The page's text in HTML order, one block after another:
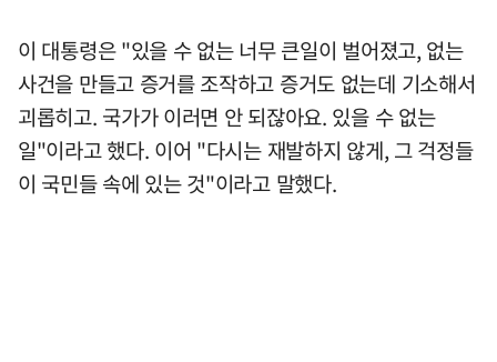
이 대통령은 "있을 수 없는 너무 큰일이 벌어졌고, 없는
사건을 만들고 증거를 조작하고 증거도 없는데 기소해서
괴롭히고. 국가가 이러면 안 되잖아요. 있을 수 없는
일"이라고 했다. 이어 "다시는 재발하지 않게, 그 걱정들
이 국민들 속에 있는 것"이라고 말했다.